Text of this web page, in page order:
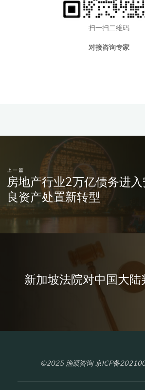
扫一扫二维码
对接咨询专家
上一篇
房地产行业2万亿债务进
良资产处置新转型
新加坡法院对中国大
©2025 渔渡咨询 京ICP备